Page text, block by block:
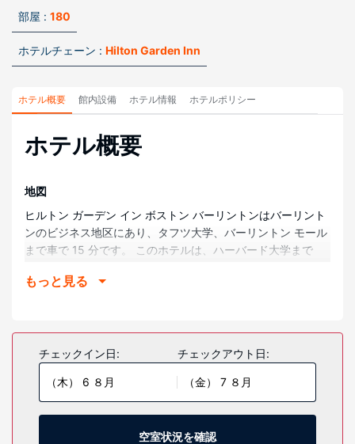
部屋 : 180
ホテルチェーン : Hilton Garden Inn
ホテル概要 館内設備 ホテル情報 ホテルポリシー
ホテル概要
地図
ヒルトン ガーデン イン ボストン バーリントンはバーリント
ンのビジネス地区にあり、タフツ大学、バーリントン モール
まで車で 15 分です。 このホテルは、ハーバード大学まで
す。
全部で 180 室ある客室には電子レンジ、液晶テレビがありま
す。WiFi (無料)をお使いいただけるほか、衛星放送の番組を
ご覧いただけます。浴槽またはシャワーのある専用バスルー
ムには、バスアメニティ (無料)、ヘアドライヤーが備わって
います。デスク、独立した応接スペースの他に、市内通話
(無料)付きの電話をご利用いただけます。
もっと見る
チェックイン日:
（木） 6 ８月
チェックアウト日:
（金） 7 ８月
空室状況を確認